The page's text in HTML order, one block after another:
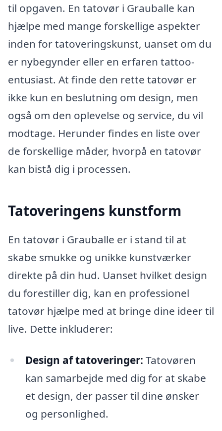
til opgaven. En tatovør i Grauballe kan
hjælpe med mange forskellige aspekter
inden for tatoveringskunst, uanset om du
er nybegynder eller en erfaren tattoo-
entusiast. At finde den rette tatovør er
ikke kun en beslutning om design, men
også om den oplevelse og service, du vil
modtage. Herunder findes en liste over
de forskellige måder, hvorpå en tatovør
kan bistå dig i processen.
Tatoveringens kunstform
En tatovør i Grauballe er i stand til at
skabe smukke og unikke kunstværker
direkte på din hud. Uanset hvilket design
du forestiller dig, kan en professionel
tatovør hjælpe med at bringe dine ideer til
live. Dette inkluderer:
Design af tatoveringer: Tatovøren
kan samarbejde med dig for at skabe
et design, der passer til dine ønsker
og personlighed.